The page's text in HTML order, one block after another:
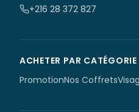
+216 28 372 827
ACHETER PAR CATÉGORIE
PromotionNos Coffrets